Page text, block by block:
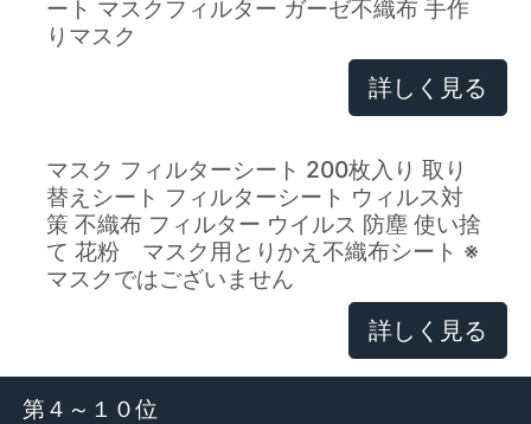
ート マスクフィルター ガーゼ不織布 手作
りマスク
詳しく見る
マスク フィルターシート 200枚入り 取り
替えシート フィルターシート ウィルス対
策 不織布 フィルター ウイルス 防塵 使い捨
て 花粉 マスク用とりかえ不織布シート ※
マスクではございません
詳しく見る
第４～１０位